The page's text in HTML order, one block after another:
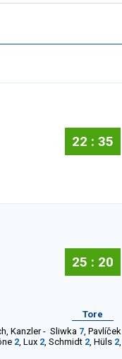
22 : 35
25 : 20
Tore
, Kanzler- Sliwka 7, Pavlíček
2, Lux 2, Schmidt 2, Hüls 2,